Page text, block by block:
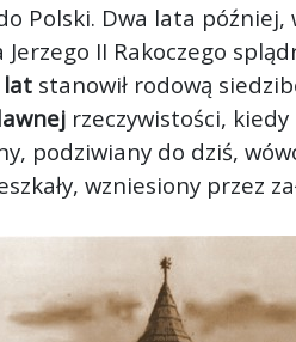
Polski. Dwa lata
II Rakoczego
lat stanowił rodową
rzeczywistości,
podziwiany do dziś,
wzniesiony przez